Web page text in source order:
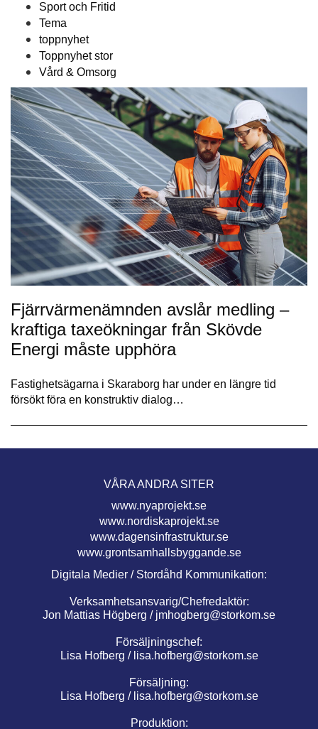
Sport och Fritid
Tema
toppnyhet
Toppnyhet stor
Vård & Omsorg
Fjärrvärmenämnden avslår medling –
kraftiga taxeökningar från Skövde
Energi måste upphöra
Fastighetsägarna i Skaraborg har under en längre tid
försökt föra en konstruktiv dialog…
VÅRA ANDRA SITER
www.nyaprojekt.se
www.nordiskaprojekt.se
www.dagensinfrastruktur.se
www.grontsamhallsbyggande.se
Digitala Medier / Stordåhd Kommunikation:
Verksamhetsansvarig/Chefredaktör:
Jon Mattias Högberg / jmhogberg@storkom.se
Försäljningschef:
Lisa Hofberg / lisa.hofberg@storkom.se
Försäljning:
Lisa Hofberg / lisa.hofberg@storkom.se
Produktion: